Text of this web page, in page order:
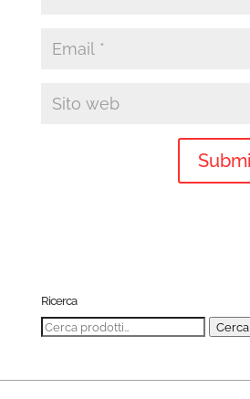
Ricerca
Cerca: Cerca